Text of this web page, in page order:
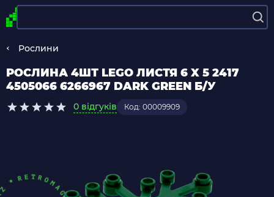
Рослини
РОСЛИНА 4ШТ LEGO ЛИСТЯ 6 X 5 2417
4505066 6266967 DARK GREEN Б/У
0 відгуків Код: 00009909